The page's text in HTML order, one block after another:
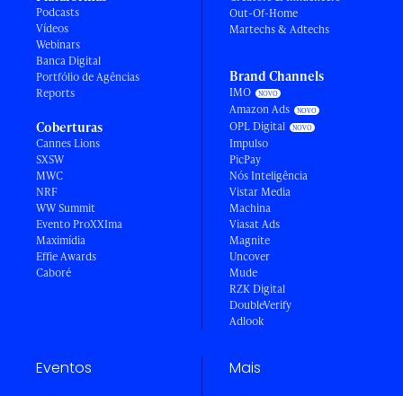
Podcasts
Vídeos
Webinars
Banca Digital
Portfólio de Agências
Reports
Coberturas
Cannes Lions
SXSW
MWC
NRF
WW Summit
Evento ProXXIma
Maximídia
Effie Awards
Caboré
Out-Of-Home
Martechs & Adtechs
Brand Channels
IMO
Amazon Ads
OPL Digital
Impulso
PicPay
Nós Inteligência
Vistar Media
Machina
Viasat Ads
Magnite
Uncover
Mude
RZK Digital
DoubleVerify
Adlook
Eventos Mais